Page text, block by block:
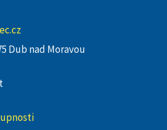
Dub nad Moravou